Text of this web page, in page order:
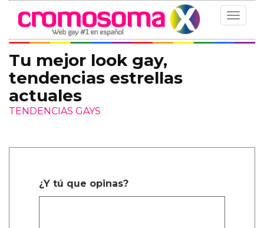
Toggle
Tu mejor look gay,
tendencias estrellas
actuales
TENDENCIAS GAYS
¿Y tú que opinas?